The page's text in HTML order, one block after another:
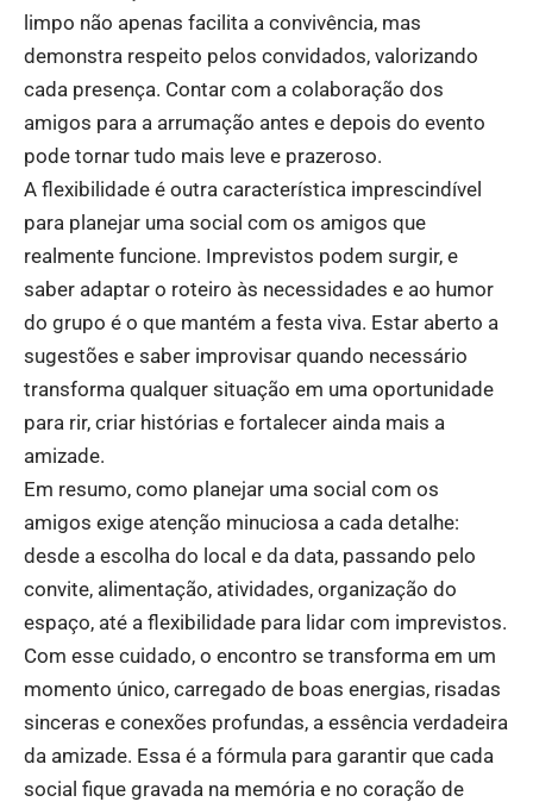
limpo não apenas facilita a convivência, mas
demonstra respeito pelos convidados, valorizando
cada presença. Contar com a colaboração dos
amigos para a arrumação antes e depois do evento
pode tornar tudo mais leve e prazeroso.
A flexibilidade é outra característica imprescindível
para planejar uma social com os amigos que
realmente funcione. Imprevistos podem surgir, e
saber adaptar o roteiro às necessidades e ao humor
do grupo é o que mantém a festa viva. Estar aberto a
sugestões e saber improvisar quando necessário
transforma qualquer situação em uma oportunidade
para rir, criar histórias e fortalecer ainda mais a
amizade.
Em resumo, como planejar uma social com os
amigos exige atenção minuciosa a cada detalhe:
desde a escolha do local e da data, passando pelo
convite, alimentação, atividades, organização do
espaço, até a flexibilidade para lidar com imprevistos.
Com esse cuidado, o encontro se transforma em um
momento único, carregado de boas energias, risadas
sinceras e conexões profundas, a essência verdadeira
da amizade. Essa é a fórmula para garantir que cada
social fique gravada na memória e no coração de